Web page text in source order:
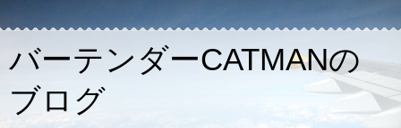
バーテンダーCATMANの
ブログ